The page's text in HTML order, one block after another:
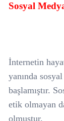
Sosyal
İnternetin
yanında
başlamıştır.
etik olmayan
olmuştur.